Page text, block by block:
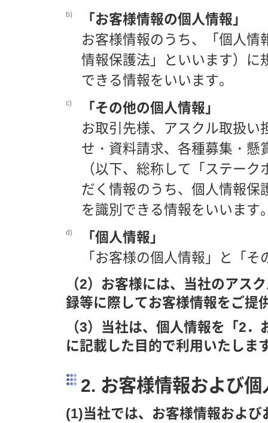
b)
「お客様情報の個人情報」
お客様情報のうち、「個人情
情報保護法」といいます）に
できる情報をいいます。
c)
「その他の個人情報」
お取引先様、アスクル取扱い
せ・資料請求、各種募集・懸
（以下、総称して「ステー
だく情報のうち、個人情報保
を識別できる情報をいいます
d)
「個人情報」
「お客様の個人情報」と「
（2）お客様には、当社のアス
録等に際してお客様情報をご提
（3）当社は、個人情報を「2
に記載した目的で利用いたしま
2. お客様情報および
(1)当社では、お客様情報およ